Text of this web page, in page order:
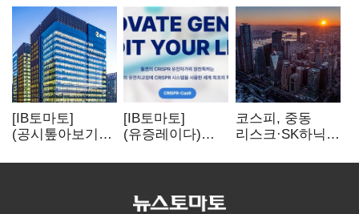
[IB토마토]
(공시톺아보기)
바로 매출로
[IB토마토]
(유증레이다)
3분의 1 토막…
비용부터 챙긴다
코스피, 중동
리스크·SK하닉
뒷걸음